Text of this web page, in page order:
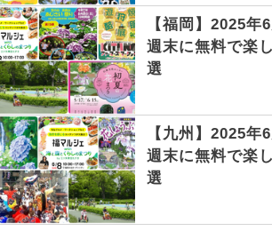
【福岡】2025年
週末に無料で楽
選
【九州】2025年
週末に無料で楽
選